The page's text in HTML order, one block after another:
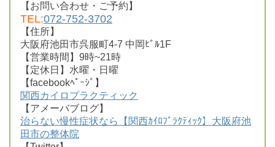
【お問い合わせ・ご予約】
TEL:072-752-3702
【住所】
大阪府池田市呉服町4-7 中岡ﾋﾞﾙ1F
【営業時間】9時~21時
【定休日】水曜・日曜
【facebookﾍﾟｰｼﾞ】
関西カイロプラクティック
【アメーバブログ】
治らない慢性症状なら【関西ｶｲﾛﾌﾟﾗｸﾃｨｯｸ】大阪府池
田市の整体院